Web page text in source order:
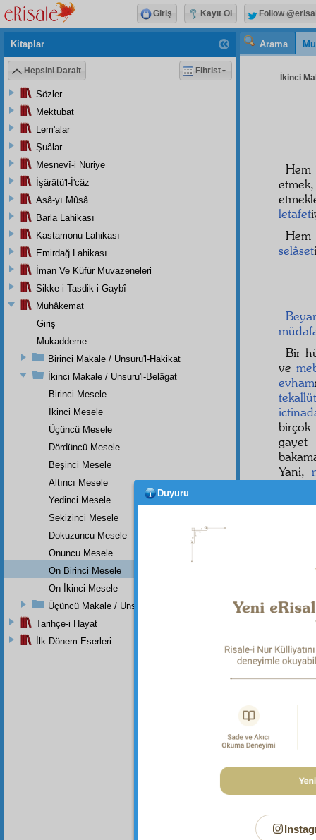
Arama
İkinci
letafet
selâset
Bir
ve
evham
tekallüt
gayet
Yani,
Kitaplar
Hepsini Daralt Fihrist
Sözler
Mektubat
Lem'alar
Şuâlar
Mesnevî-i Nuriye
İşârâtü'l-İ'câz
Asâ-yı Mûsâ
Barla Lahikası
Kastamonu Lahikası
Emirdağ Lahikası
İman Ve Küfür Muvazeneleri
Sikke-i Tasdik-i Gaybî
Muhâkemat
Giriş
Mukaddeme
Birinci Makale / Unsuru'l-Hakikat
İkinci Makale / Unsuru'l-Belâgat
Birinci Mesele
İkinci Mesele
Üçüncü Mesele
Dördüncü Mesele
Beşinci Mesele
Altıncı Mesele
Yedinci Mesele
Sekizinci Mesele
Dokuzuncu Mesele
Onuncu Mesele
On Birinci Mesele
On İkinci Mesele
Üçüncü Makale / Unsuru'l-Akîde
Tarihçe-i Hayat
İlk Dönem Eserleri
Giriş Kayıt Ol Follow
Duyuru